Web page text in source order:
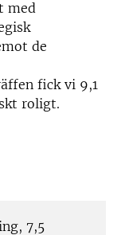
med
de
fick vi 9,1
roligt.
7,5